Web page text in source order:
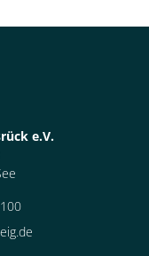
e.V.